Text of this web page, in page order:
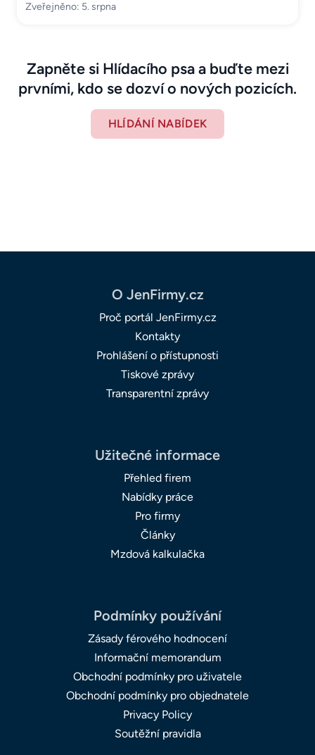
Zveřejněno: 5. srpna
Zapněte si Hlídacího psa a buďte mezi
prvními, kdo se dozví o nových pozicích.
HLÍDÁNÍ NABÍDEK
O JenFirmy.cz
Proč portál JenFirmy.cz
Kontakty
Prohlášení o přístupnosti
Tiskové zprávy
Transparentní zprávy
Užitečné informace
Přehled firem
Nabídky práce
Pro firmy
Články
Mzdová kalkulačka
Podmínky používání
Zásady férového hodnocení
Informační memorandum
Obchodní podmínky pro uživatele
Obchodní podmínky pro objednatele
Privacy Policy
Soutěžní pravidla